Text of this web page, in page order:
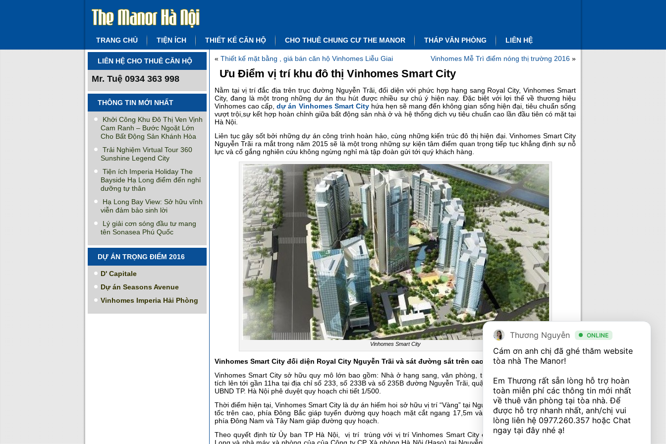
TRANG CHỦ TIỆN ÍCH THIẾT KẾ CĂN HỘ CHO THUÊ CHUNG CƯ THE MANOR THÁP VĂN PHÒNG LIÊN HỆ
LIÊN HỆ CHO THUÊ CĂN HỘ
Mr. Tuệ 0934 363 998
THÔNG TIN MỚI NHẤT
Khởi Công Khu Đô Thị Ven Vịnh
Cam Ranh – Bước Ngoặt Lớn
Cho Bất Động Sản Khánh Hòa
Trải Nghiệm Virtual Tour 360
Sunshine Legend City
Tiện ích Imperia Holiday The
Bayside Hạ Long điểm đến nghỉ
dưỡng tự thân
Hạ Long Bay View: Sở hữu vĩnh
viễn đảm bảo sinh lời
Lý giải cơn sóng đầu tư mang
tên Sonasea Phú Quốc
DỰ ÁN TRỌNG ĐIỂM 2016
D' Capitale
Dự án Seasons Avenue
Vinhomes Imperia Hải Phòng
« Thiết kế mặt bằng , giá bán căn hộ Vinhomes Liễu Giai Vinhomes Mễ Trì điểm nóng thị trường 2016 »
Ưu Điểm vị trí khu đô thị Vinhomes Smart City
Nằm tại vị trí đắc địa trên trục đường Nguyễn Trãi, đối diện với phức hợp hạng sang Royal City, Vinhomes Smart
City, đang là một trong những dự án thu hút được nhiều sự chú ý hiện nay. Đặc biệt với lợi thế về thương hiệu
Vinhomes cao cấp,dự án Vinhomes Smart Cityhứa hẹn sẽ mang đến không gian sống hiện đại, tiêu chuẩn sống
vượt trội,sự kết hợp hoàn chỉnh giữa bất động sản nhà ở và hệ thống dịch vụ tiêu chuẩn cao lần đầu tiên có mặt tại
Hà Nội.
Liên tục gây sốt bởi những dự án công trình hoàn hảo, cùng những kiến trúc đô thị hiện đại. Vinhomes Smart City
Nguyễn Trãi ra mắt trong năm 2015 sẽ là một trong những sự kiện tâm điểm quan trọng tiếp tục khẳng định sự nỗ
lực và cố gắng nghiên cứu không ngừng nghỉ mà tập đoàn gửi tới quý khách hàng.
Vinhomes Smart City
Vinhomes Smart City đối diện Royal City Nguyễn Trãi và sát đường sắt trên cao.
Vinhomes Smart City sở hữu quy mô lớn bao gồm: Nhà ở hạng sang, văn phòng, trung tâm thương mại có diện
tích lên tới gần 11ha tại địa chỉ số 233, số 233B và số 235B đường Nguyễn Trãi, quận Thanh Xuân, HN vừa được
UBND TP. Hà Nội phê duyệt quy hoạch chi tiết 1/500.
Thời điểm hiện tại, Vinhomes Smart City là dự án hiếm hoi sở hữu vị trí “Vàng” tại Nguyễn Trãi, nằm sát đường cao
tốc trên cao, phía Đông Bắc giáp tuyến đường quy hoạch mặt cắt ngang 17,5m và Nhà máy Cao su Sao Vàng,
phía Đông Nam và Tây Nam giáp đường quy hoạch.
Theo quyết định từ Ủy ban TP Hà Nội, vị trí trùng với vị trí Vinhomes Smart City của Nhà máy thuốc lá Thăng
Thương Nguyễn ONLINE
Cám ơn anh chị đã ghé thăm website
tòa nhà The Manor!
Em Thương rất sẵn lòng hỗ trợ hoàn
toàn miễn phí các thông tin mới nhất
về thuê văn phòng tại tòa nhà. Để
được hỗ trợ nhanh nhất, anh/chị vui
lòng liên hệ 0977.260.357 hoặc Chat
ngay tại đây nhé ạ!